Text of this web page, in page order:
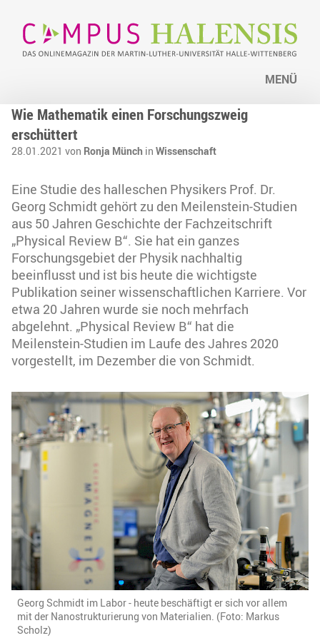
MENÜ
Wie Mathematik einen Forschungszweig
erschüttert
28.01.2021 von Ronja Münch in Wissenschaft
Eine Studie des halleschen Physikers Prof. Dr.
Georg Schmidt gehört zu den Meilenstein-Studien
aus 50 Jahren Geschichte der Fachzeitschrift
„Physical Review B“. Sie hat ein ganzes
Forschungsgebiet der Physik nachhaltig
beeinflusst und ist bis heute die wichtigste
Publikation seiner wissenschaftlichen Karriere. Vor
etwa 20 Jahren wurde sie noch mehrfach
abgelehnt. „Physical Review B“ hat die
Meilenstein-Studien im Laufe des Jahres 2020
vorgestellt, im Dezember die von Schmidt.
Georg Schmidt im Labor - heute beschäftigt er sich vor allem
mit der Nanostrukturierung von Materialien. (Foto: Markus
Scholz)